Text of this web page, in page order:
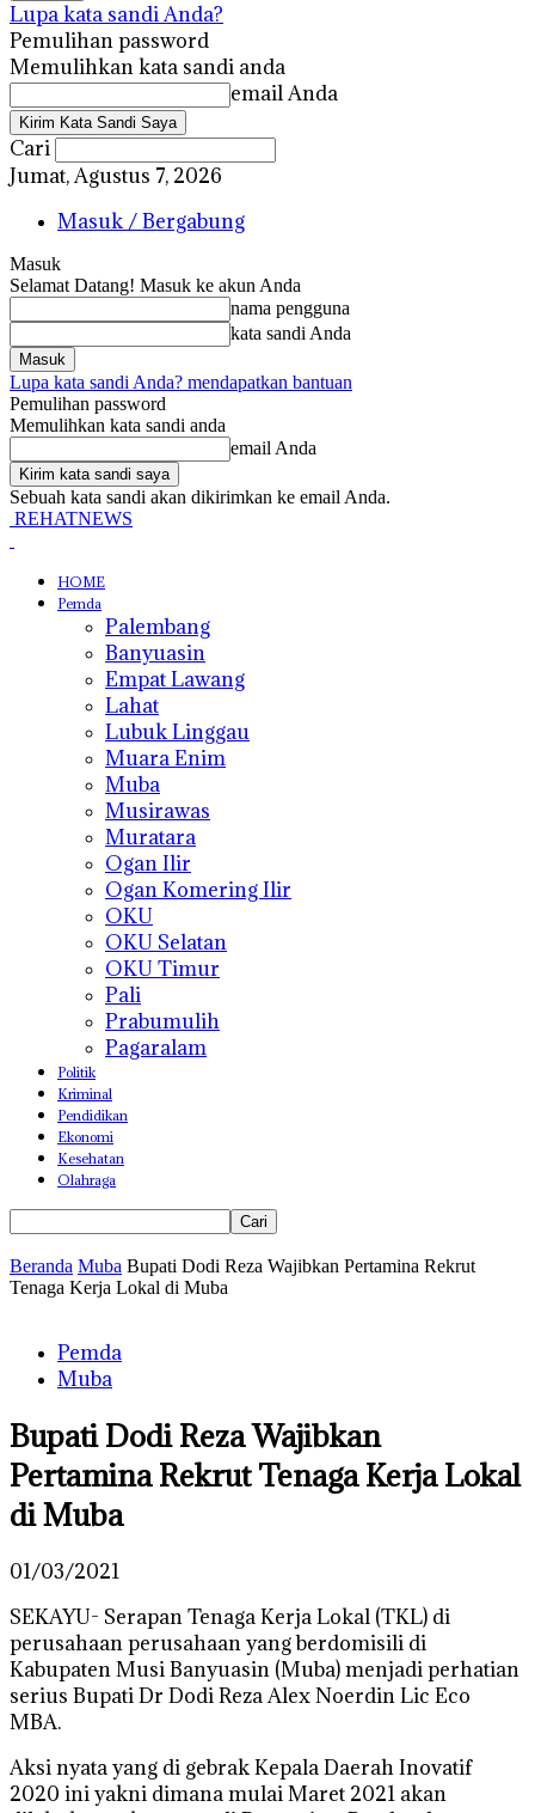
Lupa kata sandi Anda?
Pemulihan password
Memulihkan kata sandi anda
email Anda
Cari
Jumat, Agustus 7, 2026
Masuk / Bergabung
Masuk
Selamat Datang! Masuk ke akun Anda
nama pengguna
kata sandi Anda
Lupa kata sandi Anda? mendapatkan bantuan
Pemulihan password
Memulihkan kata sandi anda
email Anda
Sebuah kata sandi akan dikirimkan ke email Anda.
REHATNEWS
HOME
Pemda
Palembang
Banyuasin
Empat Lawang
Lahat
Lubuk Linggau
Muara Enim
Muba
Musirawas
Muratara
Ogan Ilir
Ogan Komering Ilir
OKU
OKU Selatan
OKU Timur
Pali
Prabumulih
Pagaralam
Politik
Kriminal
Pendidikan
Ekonomi
Kesehatan
Olahraga
Beranda Muba Bupati Dodi Reza Wajibkan Pertamina Rekrut
Tenaga Kerja Lokal di Muba
Pemda
Muba
Bupati Dodi Reza Wajibkan
Pertamina Rekrut Tenaga Kerja Lokal
di Muba
01/03/2021
SEKAYU- Serapan Tenaga Kerja Lokal (TKL) di
perusahaan perusahaan yang berdomisili di
Kabupaten Musi Banyuasin (Muba) menjadi perhatian
serius Bupati Dr Dodi Reza Alex Noerdin Lic Eco
MBA.
Aksi nyata yang di gebrak Kepala Daerah Inovatif
2020 ini yakni dimana mulai Maret 2021 akan